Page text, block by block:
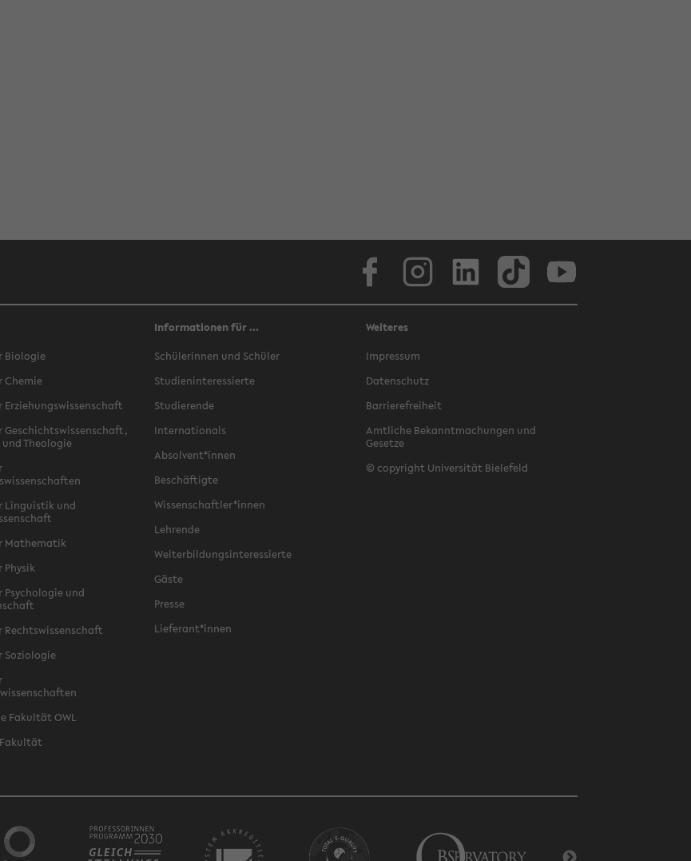
Biologie
Chemie
Theologie
Linguistik und
Mathematik
und
Fakultät OWL
Informationen für ...
Schülerinnen und Schüler
Studieninteressierte
Studierende
Internationals
Absolvent*innen
Beschäftigte
Wissenschaftler*innen
Lehrende
Weiterbildungsinteressierte
Gäste
Presse
Lieferant*innen
Weiteres
Impressum
Datenschutz
Barrierefreiheit
Amtliche Bekanntmachungen und
Gesetze
© copyright Universität Bielefeld